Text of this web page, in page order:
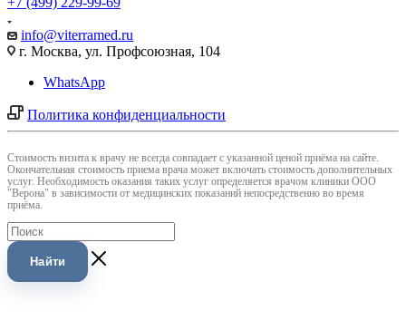
info@viterramed.ru
г. Москва, ул. Профсоюзная, 104
WhatsApp
Политика конфиденциальности
Cтоимость визита к врачу не всегда совпадает с указанной ценой приёма на сайте.
Окончательная стоимость приема врача может включать стоимость дополнительных
услуг. Необходимость оказания таких услуг определяется врачом клиники ООО
"Верона" в зависимости от медицинских показаний непосредственно во время
приёма.
Найти